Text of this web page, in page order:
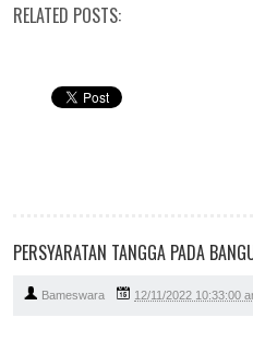
RELATED POSTS:
PERSYARATAN TANGGA PADA
Bameswara 12/11/2022 10:33:00